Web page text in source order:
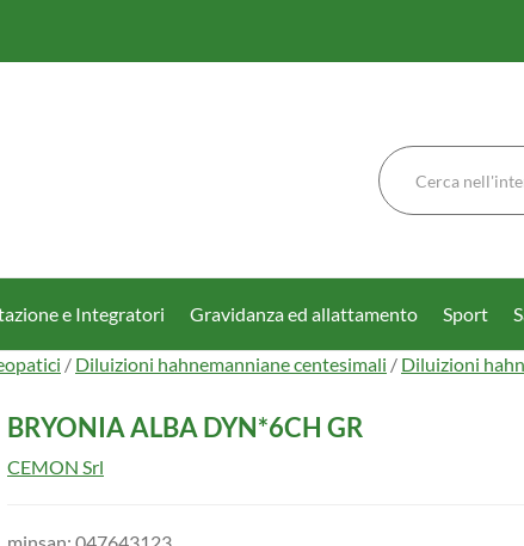
Cerca
Prodotto
e Integratori Gravidanza ed allattamento Sport
/ Diluizioni hahnemanniane centesimali / Diluizioni
BRYONIA ALBA DYN*6CH GR
CEMON Srl